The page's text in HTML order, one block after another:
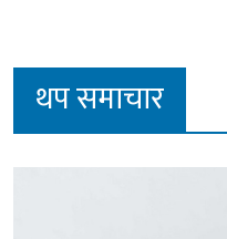
थप समाचार